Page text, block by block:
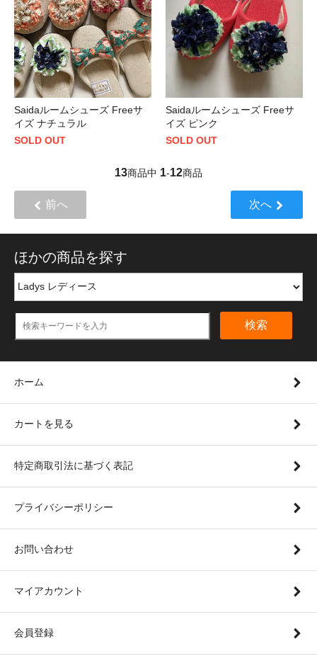
Saidaルームシューズ Freeサ
イズ ナチュラル
SOLD OUT
Saidaルームシューズ Freeサ
イズ ピンク
SOLD OUT
13商品中 1-12商品
前へ 次へ
ほかの商品を探す
検索
ホーム
カートを見る
特定商取引法に基づく表記
プライバシーポリシー
お問い合わせ
マイアカウント
会員登録